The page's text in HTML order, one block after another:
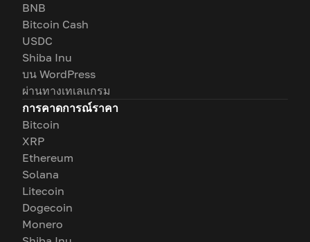
BNB
Bitcoin Cash
USDC
Shiba Inu
บน WordPress
ผ่านทางเทเลแกรม
การคาดการณ์ราคา
Bitcoin
XRP
Ethereum
Solana
Litecoin
Dogecoin
Monero